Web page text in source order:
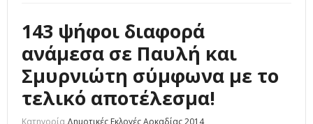
143 ψήφοι διαφορά
ανάμεσα σε Παυλή και
Σμυρνιώτη σύμφωνα με το
τελικό αποτέλεσμα!
Κατηγορία Δημοτικές Εκλογές Αρκαδίας 2014